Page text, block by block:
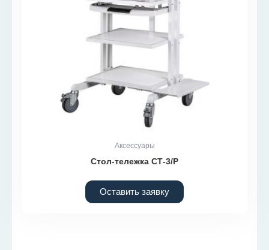
Аксессуары
Стол-тележка СТ-3/Р
Оставить заявку